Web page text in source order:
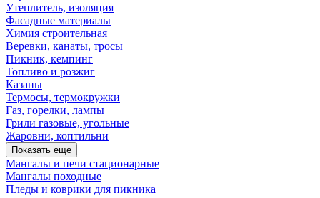
Утеплитель, изоляция
Фасадные материалы
Химия строительная
Веревки, канаты, тросы
Пикник, кемпинг
Топливо и розжиг
Казаны
Термосы, термокружки
Газ, горелки, лампы
Грили газовые, угольные
Жаровни, коптильни
Показать еще
Мангалы и печи стационарные
Мангалы походные
Пледы и коврики для пикника